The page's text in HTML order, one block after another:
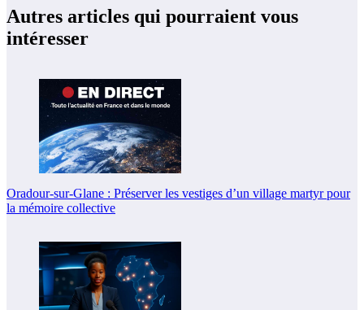
Autres articles qui pourraient vous
intéresser
Oradour-sur-Glane : Préserver les vestiges d’un village martyr pour
la mémoire collective